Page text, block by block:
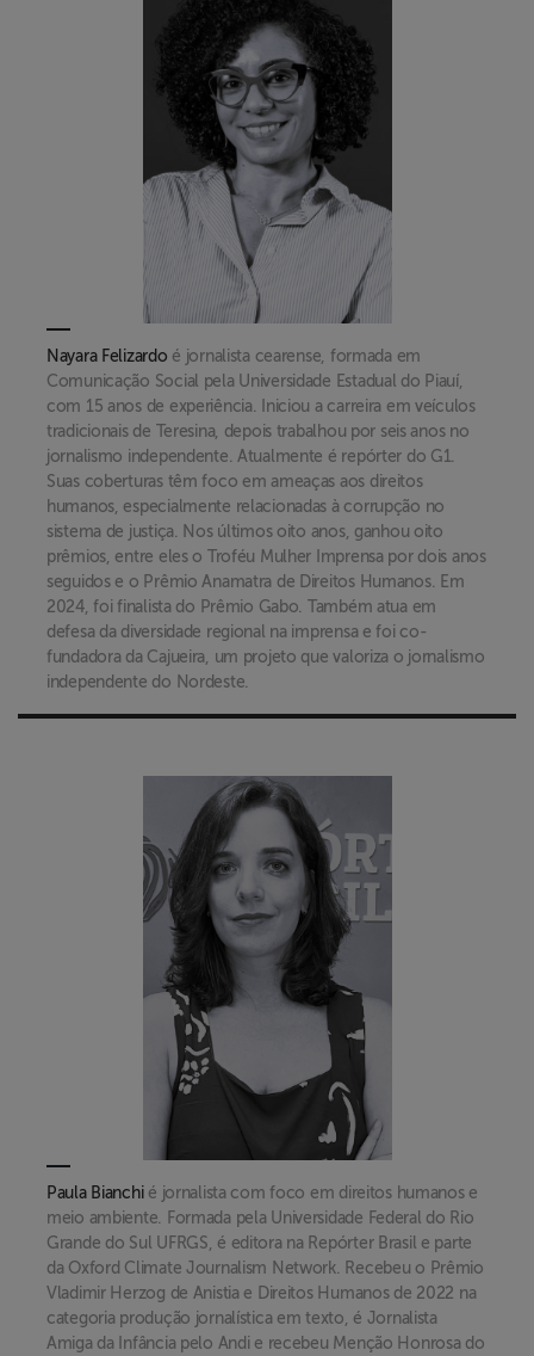
Nayara Felizardo é jornalista cearense, formada em
Comunicação Social pela Universidade Estadual do Piauí,
com 15 anos de experiência. Iniciou a carreira em veículos
tradicionais de Teresina, depois trabalhou por seis anos no
jornalismo independente. Atualmente é repórter do G1.
Suas coberturas têm foco em ameaças aos direitos
humanos, especialmente relacionadas à corrupção no
sistema de justiça. Nos últimos oito anos, ganhou oito
prêmios, entre eles o Troféu Mulher Imprensa por dois anos
seguidos e o Prêmio Anamatra de Direitos Humanos. Em
2024, foi finalista do Prêmio Gabo. Também atua em
defesa da diversidade regional na imprensa e foi co-
fundadora da Cajueira, um projeto que valoriza o jornalismo
independente do Nordeste.
Paula Bianchié jornalista com foco em direitos humanos e
meio ambiente. Formada pela Universidade Federal do Rio
Grande do Sul UFRGS, é editora na Repórter Brasil e parte
da Oxford Climate Journalism Network. Recebeu o Prêmio
Vladimir Herzog de Anistia e Direitos Humanos de 2022 na
categoria produção jornalística em texto, é Jornalista
Amiga da Infância pelo Andi e recebeu Menção Honrosa do